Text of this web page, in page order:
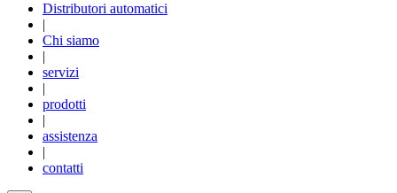
Distributori automatici
|
Chi siamo
|
servizi
|
prodotti
|
assistenza
|
contatti